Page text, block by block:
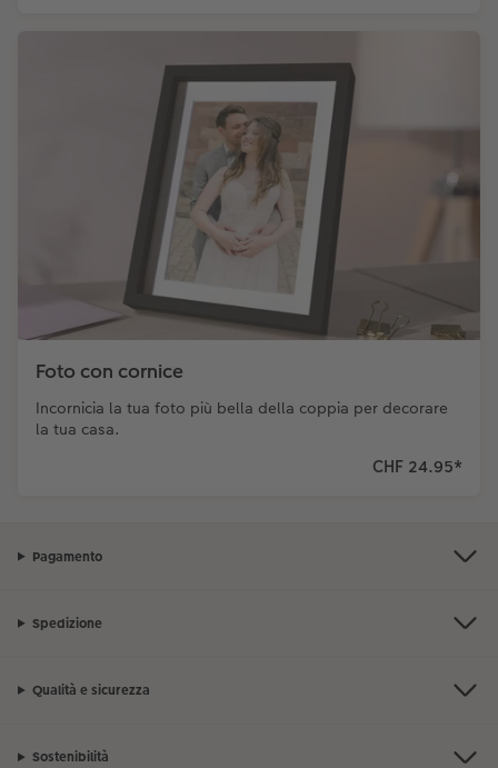
Foto con cornice
Incornicia la tua foto più bella della coppia per decorare
la tua casa.
CHF 24.95*
Pagamento
Spedizione
Qualità e sicurezza
Sostenibilità